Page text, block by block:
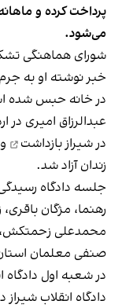
می‌شود.
شورای هماهنگی
خبر نوشته او به
در خانه حبس شده
عبدالرزاق امیری در اردیبهشت‌ماه
در شیراز بازداشت
زندان آزاد شد.
جلسه دادگاه
رهنما، مژگان
محمدعلی زحمتکش،
در شعبه اول دادگاه
دادگاه انقلاب